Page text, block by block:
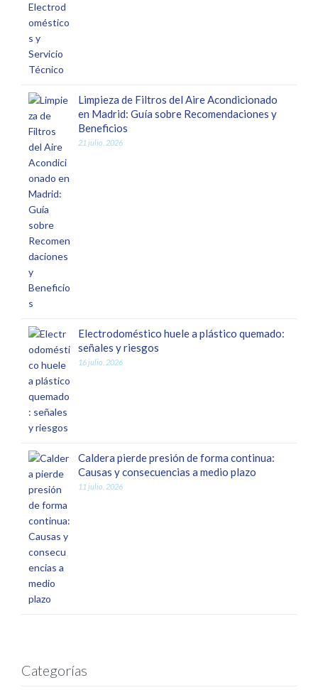
Limpieza de Filtros del Aire Acondicionado
en Madrid: Guía sobre Recomendaciones y
Beneficios
21 julio, 2026
Electrodoméstico huele a plástico quemado:
señales y riesgos
16 julio, 2026
Caldera pierde presión de forma continua:
Causas y consecuencias a medio plazo
11 julio, 2026
Categorías